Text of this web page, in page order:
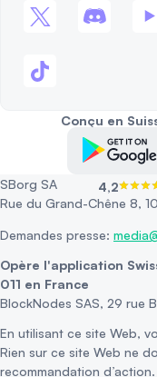
Conçu en
4,2
SBorg SA
Rue du Grand-Chêne 8,
Demandes presse:
Opère l'application
011 en France
BlockNodes SAS, 29 rue
En utilisant ce site Web,
Rien sur ce site Web ne
recommandation